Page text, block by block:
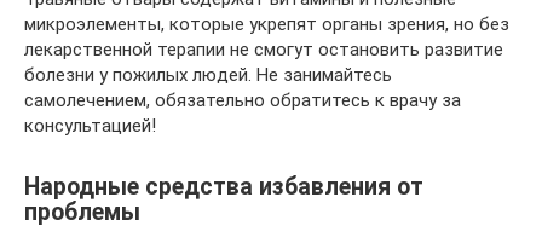
микроэлементы, которые укрепят органы зрения, но без
лекарственной терапии не смогут остановить развитие
болезни у пожилых людей. Не занимайтесь
самолечением, обязательно обратитесь к врачу за
консультацией!
Народные средства избавления от
проблемы